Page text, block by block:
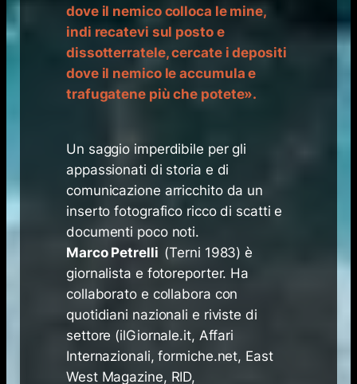
dove il nemico colloca le mine,
indi recatevi sul posto e
dissotterratele, cercate i depositi
dove il nemico le accumula e
trafugatene più che potete».
Un saggio imperdibile per gli
appassionati di storia e di
comunicazione arricchito da un
inserto fotografico ricco di scatti e
documenti poco noti.
Marco Petrelli (Terni 1983) è
giornalista e fotoreporter. Ha
collaborato e collabora con
quotidiani nazionali e riviste di
settore (ilGiornale.it, Affari
Internazionali, formiche.net, East
West Magazine, RID,